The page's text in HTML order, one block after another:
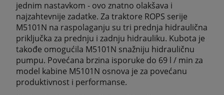
jednim nastavkom - ovo znatno olakšava i
najzahtevnije zadatke. Za traktore ROPS serije
M5101N na raspolaganju su tri prednja hidraulična
priključka za prednju i zadnju hidrauliku. Kubota je
takođe omogućila M5101N snažniju hidrauličnu
pumpu. Povećana brzina isporuke do 69 l / min za
model kabine M5101N osnova je za povećanu
produktivnost i performanse.